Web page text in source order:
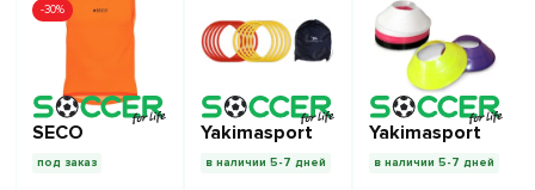
-30%
SECO
под заказ
Yakimasport
в наличии 5-7 дней
Yakimasport
в наличии 5-7 дней